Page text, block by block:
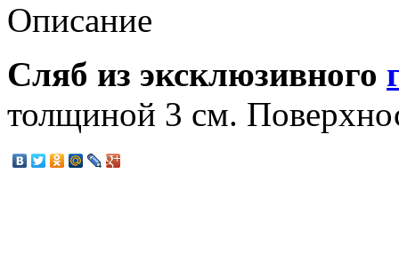
Описание
Cляб из эксклюзивного
толщиной 3 см.